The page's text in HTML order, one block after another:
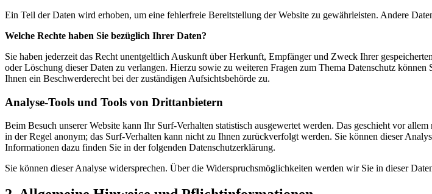
Ein Teil der Daten wird erhoben, um eine fehlerfreie Bereitstellung der Website zu gewährleisten. Andere
Welche Rechte haben Sie bezüglich Ihrer Daten?
Sie haben jederzeit das Recht unentgeltlich Auskunft über Herkunft, Empfänger und Zweck Ihrer
oder Löschung dieser Daten zu verlangen. Hierzu sowie zu weiteren Fragen zum Thema Datenschutz
Ihnen ein Beschwerderecht bei der zuständigen Aufsichtsbehörde zu.
Analyse-Tools und Tools von Drittanbietern
Beim Besuch unserer Website kann Ihr Surf-Verhalten statistisch ausgewertet werden. Das geschieht vor
in der Regel anonym; das Surf-Verhalten kann nicht zu Ihnen zurückverfolgt werden. Sie können dieser
Informationen dazu finden Sie in der folgenden Datenschutzerklärung.
Sie können dieser Analyse widersprechen. Über die Widerspruchsmöglichkeiten werden wir Sie in dieser